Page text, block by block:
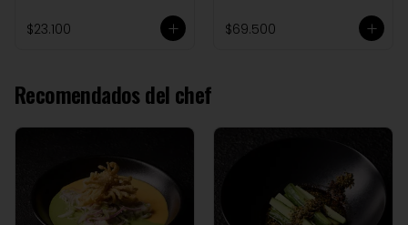
$23.100 $69.500
Recomendados del chef